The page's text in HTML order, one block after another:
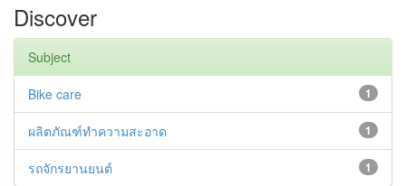
Discover
Subject
1
Bike care
1
ผลิตภัณฑ์ทำความสะอาด
1
รถจักรยานยนต์